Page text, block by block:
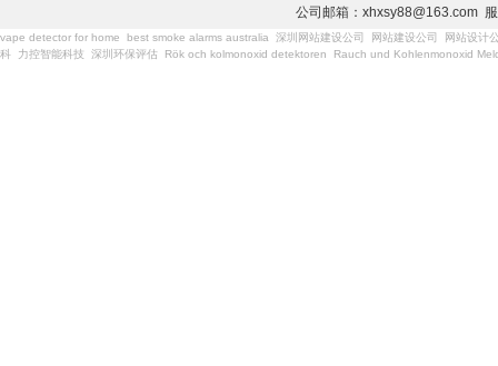
公司邮箱：xhxsy88@163.com
vape detector for home best smoke alarms australia 深圳网站建设公司 网站建设公司
网站设计
科
力控智能科技 深圳环保评估 Rök och kolmonoxid detektoren Rauch und Kohlenmonoxid